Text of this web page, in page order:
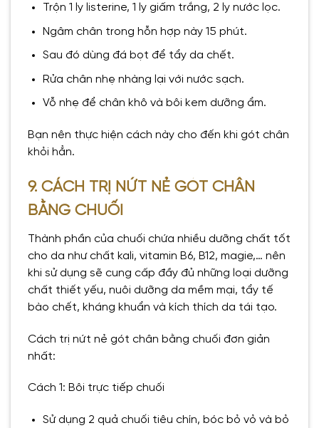
Trộn 1 ly listerine, 1 ly giấm trắng, 2 ly nước lọc.
Ngâm chân trong hỗn hợp này 15 phút.
Sau đó dùng đá bọt để tẩy da chết.
Rửa chân nhẹ nhàng lại với nước sạch.
Vỗ nhẹ để chân khô và bôi kem dưỡng ẩm.
Bạn nên thực hiện cách này cho đến khi gót chân
khỏi hẳn.
9. CÁCH TRỊ NỨT NẺ GÓT CHÂN
BẰNG CHUỐI
Thành phần của chuối chứa nhiều dưỡng chất tốt
cho da như chất kali, vitamin B6, B12, magie,… nên
khi sử dụng sẽ cung cấp đầy đủ những loại dưỡng
chất thiết yếu, nuôi dưỡng da mềm mại, tẩy tế
bào chết, kháng khuẩn và kích thích da tái tạo.
Cách trị nứt nẻ gót chân bằng chuối đơn giản
nhất:
Cách 1: Bôi trực tiếp chuối
Sử dụng 2 quả chuối tiêu chín, bóc bỏ vỏ và bỏ